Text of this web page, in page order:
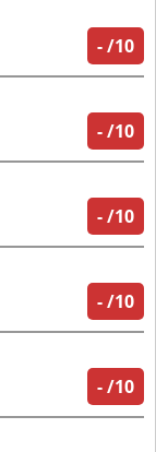
-/10
-/10
-/10
-/10
-/10